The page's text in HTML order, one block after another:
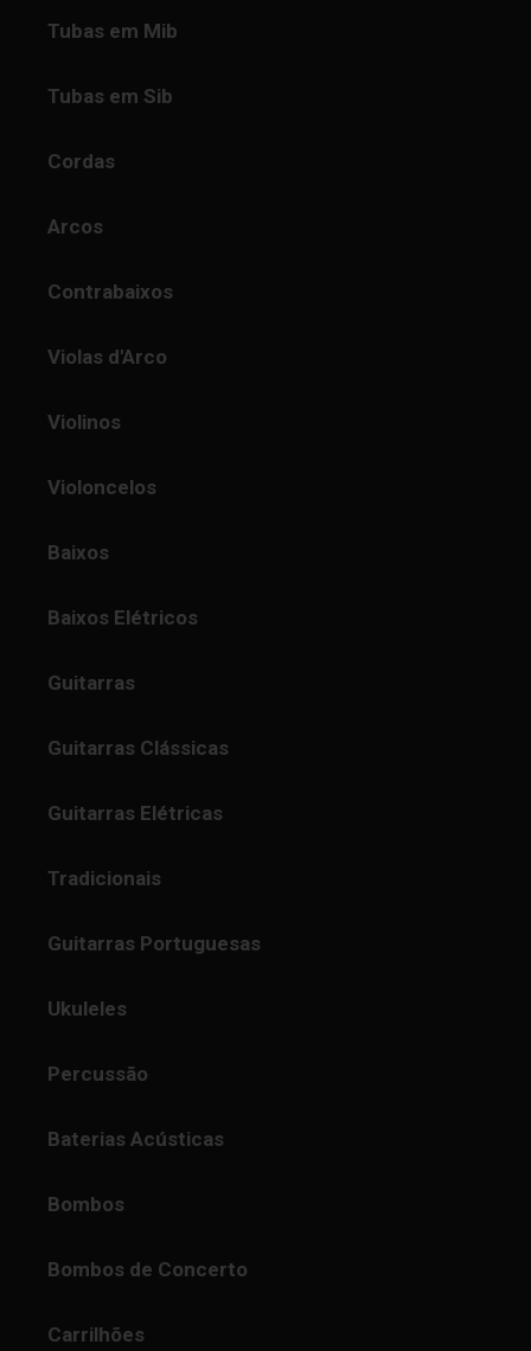
Tubas em Mib
Tubas em Sib
Cordas
Arcos
Contrabaixos
Violas d'Arco
Violinos
Violoncelos
Baixos
Baixos Elétricos
Guitarras
Guitarras Clássicas
Guitarras Elétricas
Tradicionais
Guitarras Portuguesas
Ukuleles
Percussão
Baterias Acústicas
Bombos
Bombos de Concerto
Carrilhões